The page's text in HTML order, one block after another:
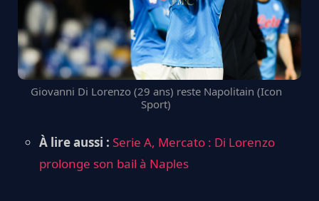
Giovanni Di Lorenzo (29 ans) reste Napolitain (Icon
Sport)
À lire aussi : Serie A, Mercato : Di Lorenzo
prolonge son bail à Naples